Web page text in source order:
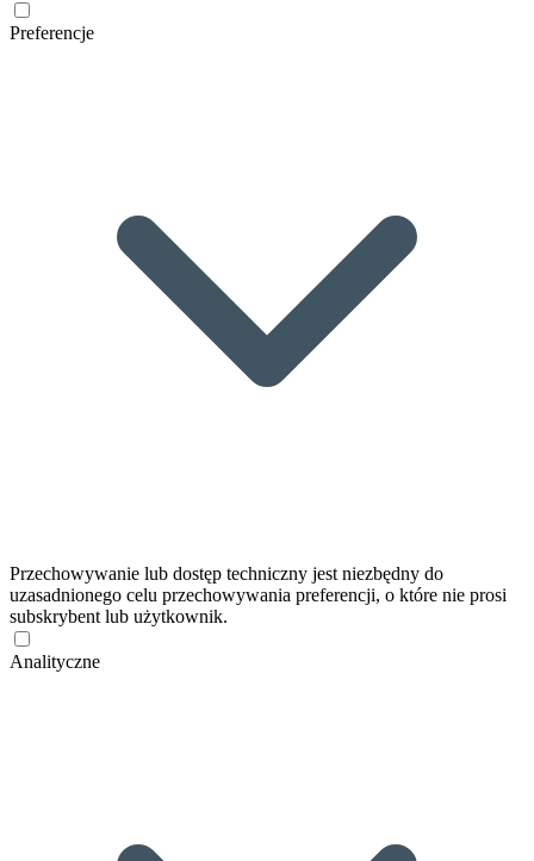
Preferencje
Przechowywanie lub dostęp techniczny jest niezbędny do
uzasadnionego celu przechowywania preferencji, o które nie prosi
subskrybent lub użytkownik.
Analityczne